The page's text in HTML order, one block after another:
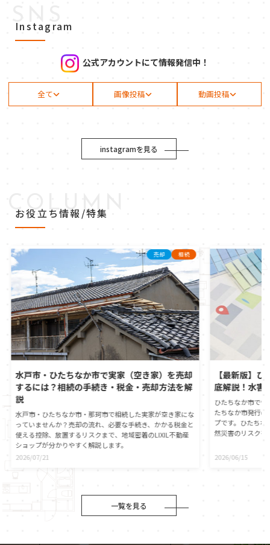
Instagram
公式アカウントにて情報発信中！
全て 画像投稿 動画投稿
instagramを見る
COLUMN
お役立ち情報/特集
売却 相続
水戸市・ひたちなか市で実家（空き家）を売却
するには？相続の手続き・税金・売却方法を解
説
水戸市・ひたちなか市・那珂市で相続した実家が空き家にな
っていませんか？売却の流れ、必要な手続き、かかる税金と
使える控除、放置するリスクまで、地域密着のLIXIL不動産
ショップが分かりやすく解説します。
2026/07/21
【最新版】
底解説！水害
ひたちなか市で
たちなか市発行
プです。ひたち
然災害のリスク
動産の契約時に
2026/06/15
一覧を見る